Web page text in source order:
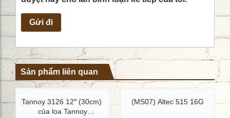
Sản phẩm liên quan
Tannoy 3126 12″ (30cm)
của loa Tannoy
(MS07) Altec 515 16G